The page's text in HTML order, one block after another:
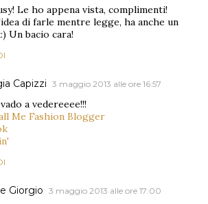
Le ho appena vista, complimenti!
di farle mentre legge, ha anche un
Un bacio cara!
Capizzi 3 maggio 2013 alle ore 16:57
a vedereeee!!!
Me Fashion Blogger
Giorgio 3 maggio 2013 alle ore 17:00